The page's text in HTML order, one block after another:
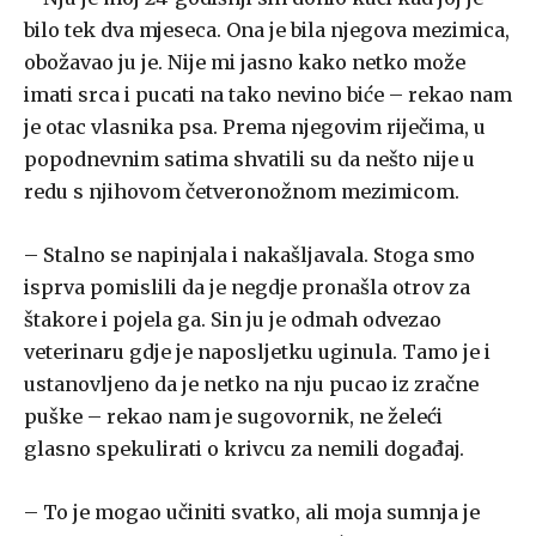
bilo tek dva mjeseca. Ona je bila njegova mezimica,
obožavao ju je. Nije mi jasno kako netko može
imati srca i pucati na tako nevino biće – rekao nam
je otac vlasnika psa. Prema njegovim riječima, u
popodnevnim satima shvatili su da nešto nije u
redu s njihovom četveronožnom mezimicom.
– Stalno se napinjala i nakašljavala. Stoga smo
isprva pomislili da je negdje pronašla otrov za
štakore i pojela ga. Sin ju je odmah odvezao
veterinaru gdje je naposljetku uginula. Tamo je i
ustanovljeno da je netko na nju pucao iz zračne
puške – rekao nam je sugovornik, ne želeći
glasno spekulirati o krivcu za nemili događaj.
– To je mogao učiniti svatko, ali moja sumnja je